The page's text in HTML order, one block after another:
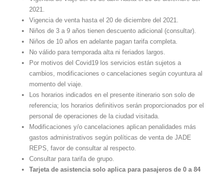
2021.
Vigencia de venta hasta el 20 de diciembre del 2021.
Niños de 3 a 9 años tienen descuento adicional (consultar).
Niños de 10 años en adelante pagan tarifa completa.
No válido para temporada alta ni feriados largos.
Por motivos del Covid19 los servicios están sujetos a
cambios, modificaciones o cancelaciones según coyuntura al
momento del viaje.
Los horarios indicados en el presente itinerario son solo de
referencia; los horarios definitivos serán proporcionados por el
personal de operaciones de la ciudad visitada.
Modificaciones y/o cancelaciones aplican penalidades más
gastos administrativos según políticas de venta de JADE
REPS, favor de consultar al respecto.
Consultar para tarifa de grupo.
Tarjeta de asistencia solo aplica para pasajeros de 0 a 84